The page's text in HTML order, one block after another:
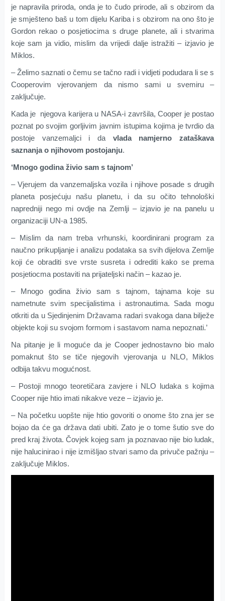
je napravila priroda, onda je to čudo prirode, ali s obzirom da
je smješteno baš u tom dijelu Kariba i s obzirom na ono što je
Gordon rekao o posjetiocima s druge planete, ali i stvarima
koje sam ja vidio, mislim da vrijedi dalje istražiti – izjavio je
Miklos.
– Želimo saznati o čemu se tačno radi i vidjeti podudara li se s
Cooperovim vjerovanjem da nismo sami u svemiru –
zaključuje.
Kada je njegova karijera u NASA-i završila, Cooper je postao
poznat po svojim gorljivim javnim istupima kojima je tvrdio da
postoje vanzemaljci i davlada namjerno zataškava
saznanja o njihovom postojanju.
‘Mnogo godina živio sam s tajnom’
– Vjerujem da vanzemaljska vozila i njihove posade s drugih
planeta posjećuju našu planetu, i da su očito tehnološki
napredniji nego mi ovdje na Zemlji – izjavio je na panelu u
organizaciji UN-a 1985.
– Mislim da nam treba vrhunski, koordinirani program za
naučno prikupljanje i analizu podataka sa svih dijelova Zemlje
koji će obraditi sve vrste susreta i odrediti kako se prema
posjetiocma postaviti na prijateljski način – kazao je.
– Mnogo godina živio sam s tajnom, tajnama koje su
nametnute svim specijalistima i astronautima. Sada mogu
otkriti da u Sjedinjenim Državama radari svakoga dana bilježe
objekte koji su svojom formom i sastavom nama nepoznati.’
Na pitanje je li moguće da je Cooper jednostavno bio malo
pomaknut što se tiče njegovih vjerovanja u NLO, Miklos
odbija takvu mogućnost.
– Postoji mnogo teoretičara zavjere i NLO ludaka s kojima
Cooper nije htio imati nikakve veze – izjavio je.
– Na početku uopšte nije htio govoriti o onome što zna jer se
bojao da će ga država dati ubiti. Zato je o tome šutio sve do
pred kraj života. Čovjek kojeg sam ja poznavao nije bio ludak,
nije halucinirao i nije izmišljao stvari samo da privuče pažnju –
zaključuje Miklos.